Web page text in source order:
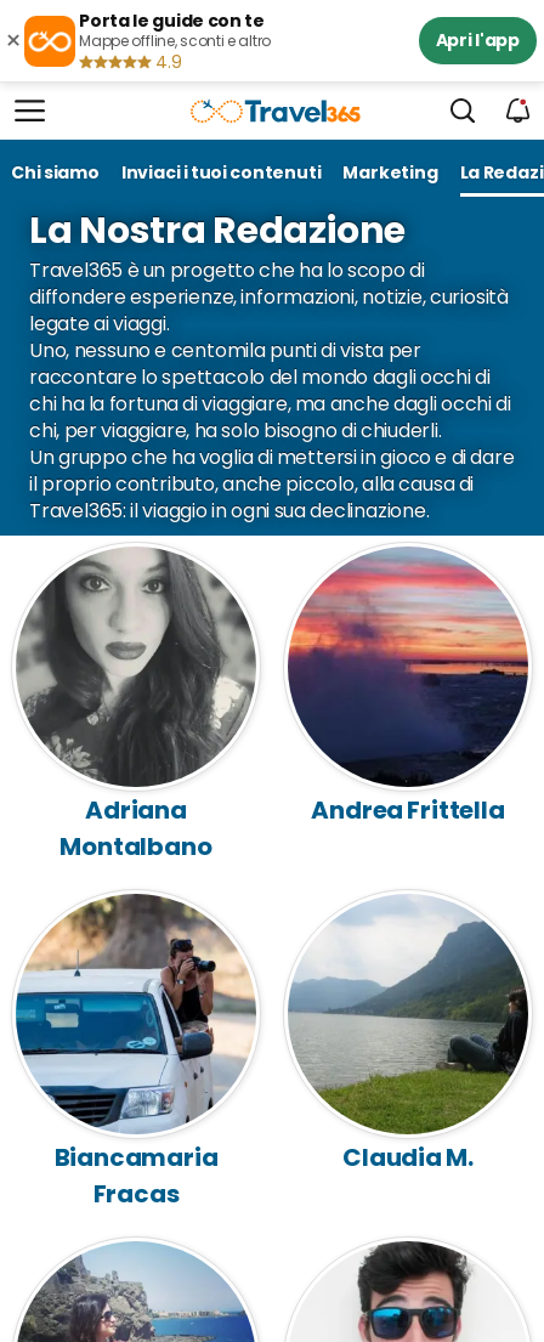
×
Porta le guide con te
Mappe offline, sconti e altro
4.9
Apri l'app
Chi siamo Inviaci i tuoi contenuti Marketing La
La Nostra Redazione
Travel365 è un progetto che ha lo scopo di
diffondere esperienze, informazioni, notizie, curiosità
legate ai viaggi.
Uno, nessuno e centomila punti di vista per
raccontare lo spettacolo del mondo dagli occhi di
chi ha la fortuna di viaggiare, ma anche dagli occhi di
chi, per viaggiare, ha solo bisogno di chiuderli.
Un gruppo che ha voglia di mettersi in gioco e di dare
il proprio contributo, anche piccolo, alla causa di
Travel365: il viaggio in ogni sua declinazione.
Adriana
Montalbano
Andrea Frittella
Biancamaria
Fracas
Claudia M.